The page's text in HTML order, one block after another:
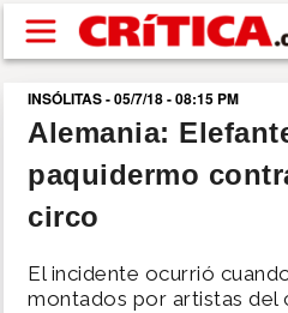
Pasar al contenido principal
buscar
SUCESOS
POLÍTICA
INSÓLITAS - 05/7/18 - 08:15 PM
Alemania:
paquidermo
circo
El incidente ocurrió
montados por artistas del